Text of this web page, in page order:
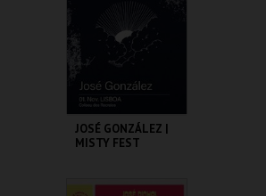
MAIS INFO
COMPRAR
JOSÉ GONZÁLEZ |
MISTY FEST
COLISEU DE LISBOA